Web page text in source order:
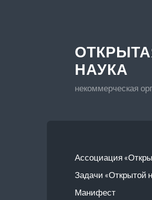
НАУКА
некоммерческая
Ассоциация
Задачи «Открытой
Манифест